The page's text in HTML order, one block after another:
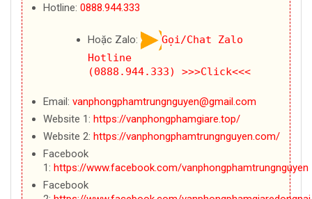
Hotline: 0888.944.333
Hoặc Zalo:
Gọi/Chat Zalo
Hotline
(0888.944.333)
>>>Click<<<
Email: vanphongphamtrungnguyen@gmail.com
Website 1: https://vanphongphamgiare.top/
Website 2: https://vanphongphamtrungnguyen.com/
Facebook
1: https://www.facebook.com/vanphongphamtrungnguyen
Facebook